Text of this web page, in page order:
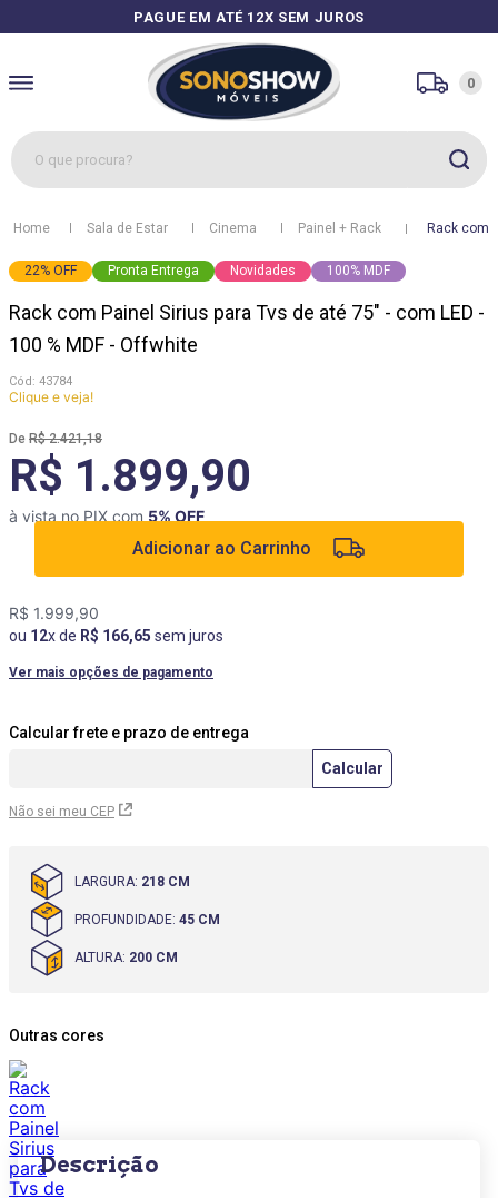
PAGUE EM ATÉ 12X SEM JUROS
0
O que procura?
Sala de Estar Cinema Painel + Rack Rack com
22% OFF Pronta Entrega Novidades 100% MDF
Rack com Painel Sirius para Tvs de até 75" - com LED -
100 % MDF - Offwhite
: 43784
Clique e veja!
R$ 2.421,18
R$ 1.899,90
à vista no PIX com 5% OFF
Adicionar ao Carrinho
R$ 1.999,90
ou 12x de R$ 166,65 sem juros
Ver mais opções de pagamento
Não sei meu CEP
LARGURA: 218 CM
PROFUNDIDADE: 45 CM
ALTURA: 200 CM
Outras cores
Descrição
3º cozinhas
4º sofá
6º mesa
7º cozinha módulos
8 º
9º box